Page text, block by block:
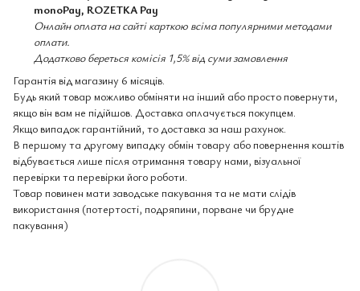
monoPay, ROZETKA Pay
Онлайн оплата на сайті карткою всіма популярними методами
оплати.
Додатково береться комісія 1,5% від суми замовлення
Гарантія від магазину 6 місяців.
Будь який товар можливо обміняти на інший або просто повернути,
якщо він вам не підійшов. Доставка оплачується покупцем.
Якщо випадок гарантійний, то доставка за наш рахунок.
В першому та другому випадку обмін товару або повернення коштів
відбувається лише після отримання товару нами, візуальної
перевірки та перевірки його роботи.
Товар повинен мати заводське пакування та не мати слідів
використання (потертості, подряпини, порване чи брудне
пакування)